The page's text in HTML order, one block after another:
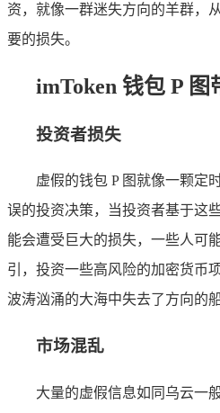
资，就像一群迷失方向的羊群，
要的损失。
imToken 钱包 P 图
投资者损失
虚假的钱包 P 图就像一颗定
误的投资决策，当投资者基于这
能会遭受巨大的损失，一些人可
引，投资一些高风险的加密货币
波涛汹涌的大海中失去了方向的
市场混乱
大量的虚假信息如同乌云一